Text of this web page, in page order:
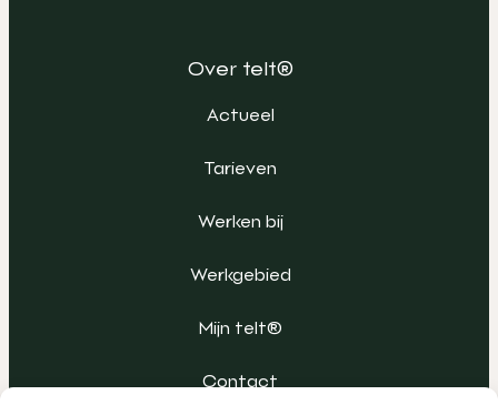
Over telt®
Actueel
Tarieven
Werken bij
Werkgebied
Mijn telt®
Contact